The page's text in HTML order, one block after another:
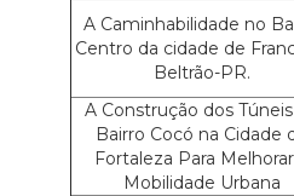
A Caminhabilidade no
Centro da cidade de
Beltrão-PR.
A Construção dos
Bairro Cocó na Cidade
Fortaleza Para
Mobilidade Urbana